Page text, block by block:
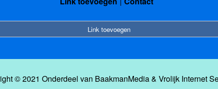
Link toevoegen
© 2021 Onderdeel van BaakmanMedia& Vrolijk Internet